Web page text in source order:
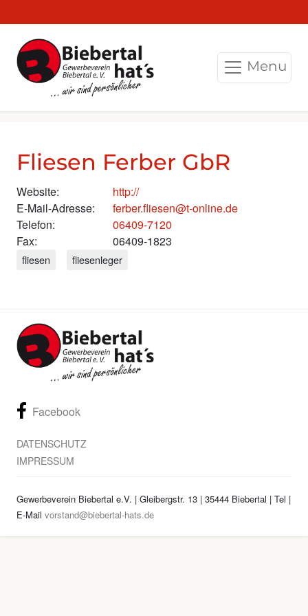
Menu
Fliesen Ferber GbR
Website:
http://
E-Mail-Adresse:
ferber.fliesen@t-online.de
Telefon:
06409-7120
Fax:
06409-1823
fliesen fliesenleger
Facebook
DATENSCHUTZ
IMPRESSUM
Gewerbeverein Biebertal e.V. | Gleibergstr. 13 | 35444 Biebertal | Tel |
E-Mail vorstand@biebertal-hats.de